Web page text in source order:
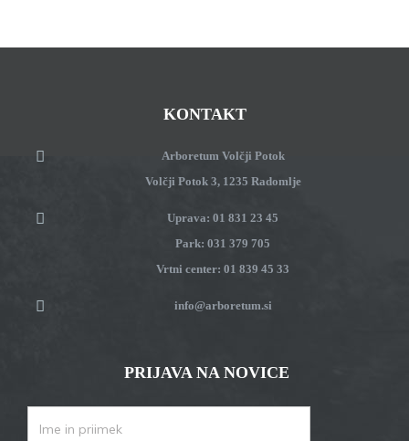
KONTAKT
Arboretum Volčji Potok
Volčji Potok 3, 1235 Radomlje
Uprava: 01 831 23 45
Park: 031 379 705
Vrtni center: 01 839 45 33
info@arboretum.si
PRIJAVA NA NOVICE